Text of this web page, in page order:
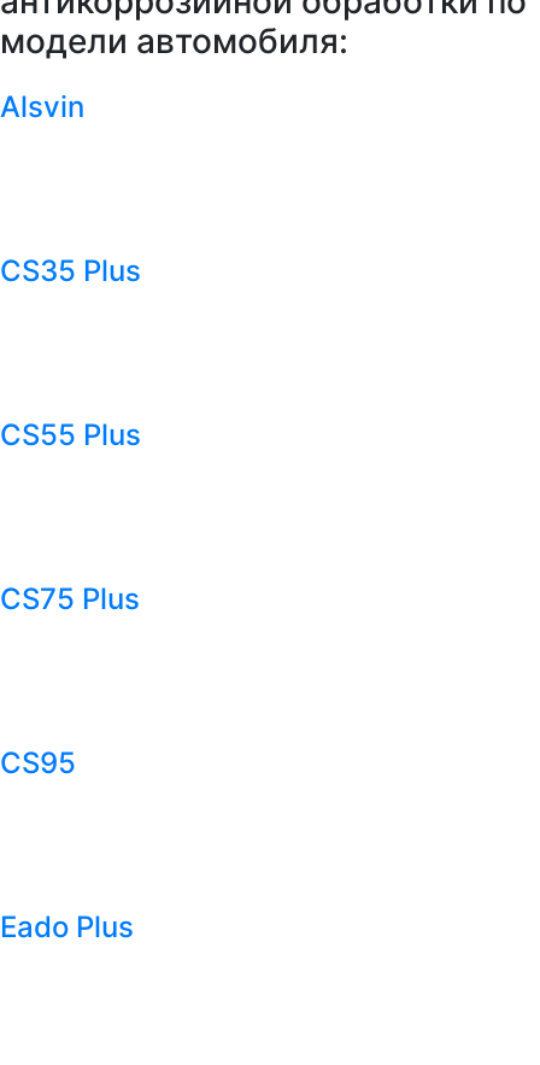
модели автомобиля:
Alsvin
CS35 Plus
CS55 Plus
CS75 Plus
CS95
Eado Plus